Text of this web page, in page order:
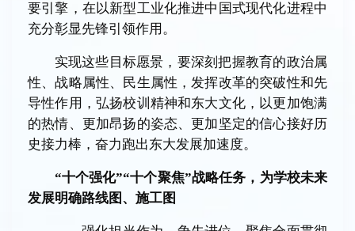
要引擎，在以新型工业化推进中国式现代化进程中
充分彰显先锋引领作用。
实现这些目标愿景，要深刻把握教育的政治属
性、战略属性、民生属性，发挥改革的突破性和先
导性作用，弘扬校训精神和东大文化，以更加饱满
的热情、更加昂扬的姿态、更加坚定的信心接好历
史接力棒，奋力跑出东大发展加速度。
“十个强化”“十个聚焦”战略任务，为学校未来
发展明确路线图、施工图